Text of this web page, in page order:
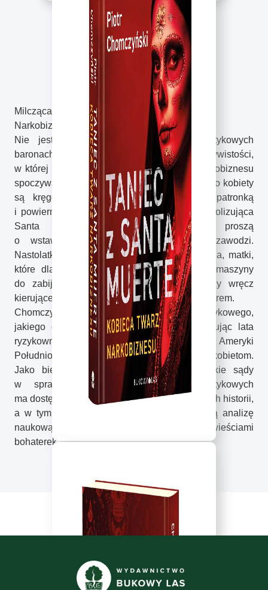
Książka Ebook Audiobook
Milcząca Santa Muerte
Narkobiznes ma twarz kobiety
Nie jest to medialna opowieść o narkotykowych
baronach, lecz obraz brutalnej rzeczywistości,
w której prawdziwa władza i przetrwanie narkobiznesu
spoczywają w rękach partnerek, żon i córek. To kobiety
są kręgosłupem operacyjnym karteli. Ich patronką
i powierniczką sekretów jest La Catrina symbolizująca
Santa Muerte, której oddają hołd i proszą
o wstawiennictwo, gdy wszystko inne zawodzi.
Nastolatki uwiedzione obietnicą lepszego życia, matki,
które dla ochrony synów stają się częścią maszyny
do zabijania, oddane towarzyszki życia czy wręcz
kierujące z powodzeniem zbrodniczym procederem.
Chomczyński odsłania kulisy świata narkotykowego,
jakiego dotychczas nie znaliśmy. Wykorzystując lata
ryzykownych badań terenowych w krajach Ameryki
Południowej, po raz pierwszy oddaje głos kobietom.
Jako biegły powoływany przez amerykańskie sądy
w sprawach dotyczących karteli narkotykowych
ma dostęp do unikalnych dokumentów i ludzkich historii,
a w tym szokującym reportażu łączy chłodną analizę
naukową z porywającymi, intymnymi opowieściami
bohaterek.